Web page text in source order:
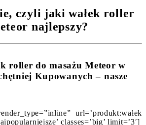
czyli jaki wałek roller
najlepszy?
roller do masażu Meteor w
Kupowanych – nasze
url=’produkt:wałek
classes=’big’ limit=’3′]